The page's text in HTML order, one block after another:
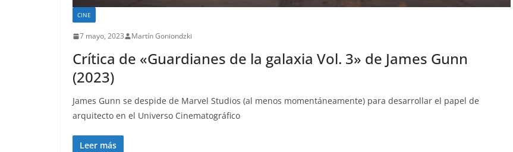
CINE
7 mayo, 2023 Martín Goniondzki
Crítica de «Guardianes de la galaxia Vol. 3» de James Gunn
(2023)
James Gunn se despide de Marvel Studios (al menos momentáneamente) para desarrollar el papel de
arquitecto en el Universo Cinematográfico
Leer más